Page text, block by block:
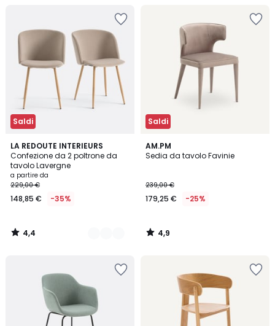
Saldi
LA REDOUTE INTERIEURS
Confezione da 2 poltrone da
tavolo Lavergne
a partire da
229,00 €
148,85 € -35%
4,4
/ 5
2
Colori
4,4
/
Saldi
AM.PM
Sedia da tavolo Favinie
239,00 €
179,25 € -25%
4,9
/ 5
4,9
/